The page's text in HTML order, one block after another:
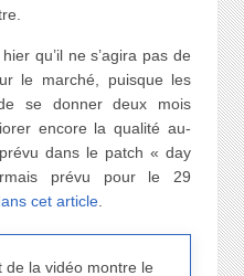
qu’il ne s’agira pas de
le marché, puisque les
se donner deux mois
encore la qualité au-
dans le patch « day
prévu pour le 29
cet article.
de la vidéo montre le